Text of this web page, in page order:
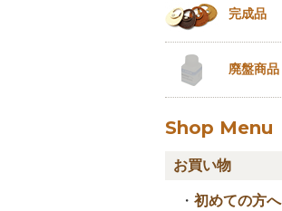
完成品
廃盤商品
Shop Menu
お買い物
・ 初めての方へ